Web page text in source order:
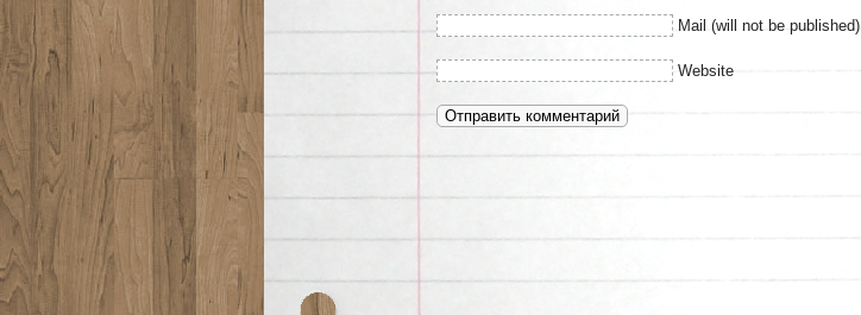
Mail (will not be published)
Website